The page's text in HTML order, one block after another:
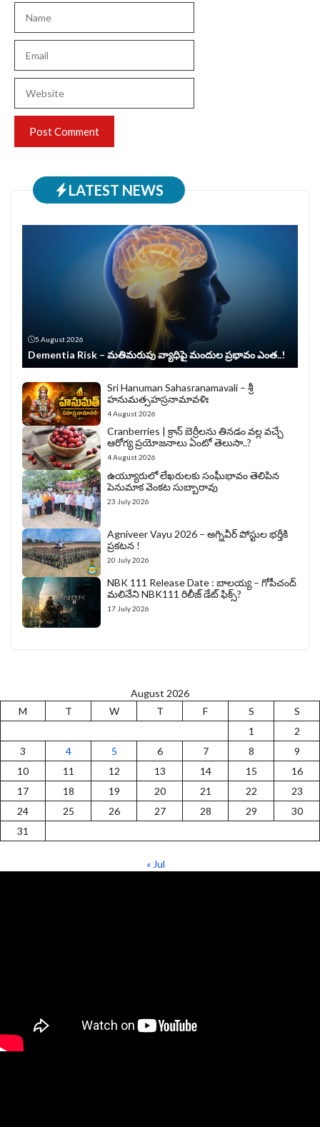
LATEST NEWS
5 August 2026
Dementia Risk – మతిమరుపు వ్యాధిపై మందుల ప్రభావం ఎంత..!
Sri Hanuman Sahasranamavali – శ్రీ
హనుమత్సహస్రనామావళిః
4 August 2026
Cranberries | క్రాన్ బెర్రీల‌ను తిన‌డం వ‌ల్ల వచ్చే
ఆరోగ్య ప్రయోజనాలు ఏంటో తెలుసా..?
4 August 2026
ఉయ్యూరులో లేఖరులకు సంఘీభావం తెలిపిన
పెనుమాక వెంకట సుబ్బారావు
23 July 2026
Agniveer Vayu 2026 – అగ్నివీర్‌ పోస్టుల భర్తీకి
ప్రకటన !
20 July 2026
NBK 111 Release Date : బాలయ్య – గోపీచంద్
మలినేని NBK111 రిలీజ్ డేట్ ఫిక్స్?
17 July 2026
August 2026
M
T W T F S
S
1
2
3
4 5 6 7 8
9
10
11 12 13 14 15
16
17
18 19 20 21 22
23
24
25 26 27 28 29
30
31
« Jul